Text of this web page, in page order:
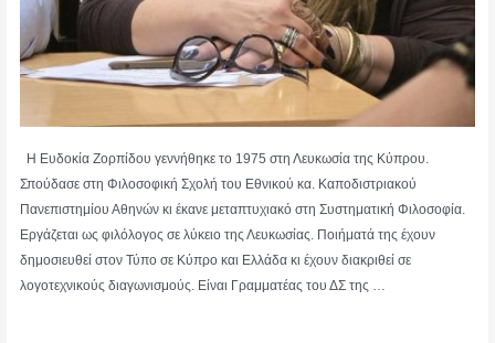
Η Ευδοκία Ζορπίδου γεννήθηκε το 1975 στη Λευκωσία της Κύπρου.
Σπούδασε στη Φιλοσοφική Σχολή του Εθνικού κα. Καποδιστριακού
Πανεπιστημίου Αθηνών κι έκανε μεταπτυχιακό στη Συστηματική Φιλοσοφία.
Εργάζεται ως φιλόλογος σε λύκειο της Λευκωσίας. Ποιήματά της έχουν
δημοσιευθεί στον Τύπο σε Κύπρο και Ελλάδα κι έχουν διακριθεί σε
λογοτεχνικούς διαγωνισμούς. Είναι Γραμματέας του ΔΣ της …